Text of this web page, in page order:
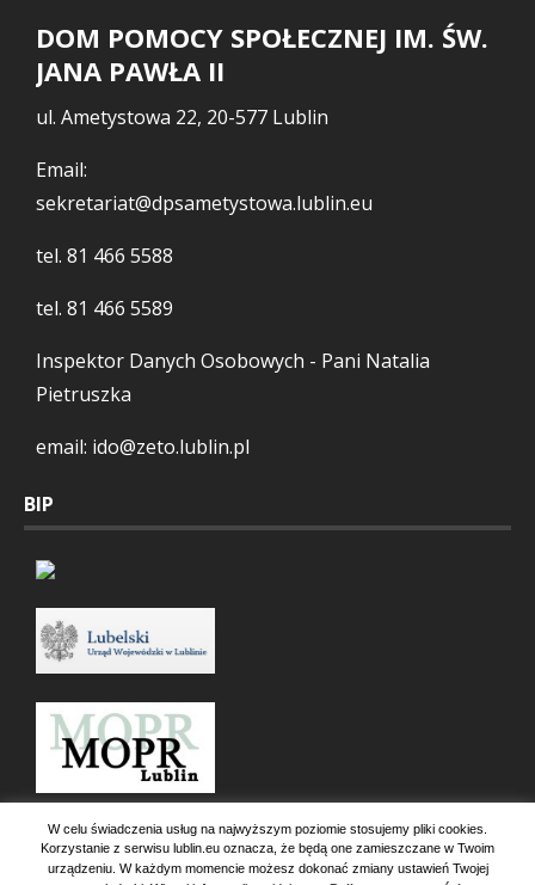
DOM POMOCY SPOŁECZNEJ IM. ŚW.
JANA PAWŁA II
ul. Ametystowa 22, 20-577 Lublin
Email:
sekretariat@dpsametystowa.lublin.eu
tel. 81 466 5588
tel. 81 466 5589
Inspektor Danych Osobowych - Pani Natalia
Pietruszka
email: ido@zeto.lublin.pl
BIP
W celu świadczenia usług na najwyższym poziomie stosujemy pliki cookies.
Korzystanie z serwisu lublin.eu oznacza, że będą one zamieszczane w Twoim
urządzeniu. W każdym momencie możesz dokonać zmiany ustawień Twojej